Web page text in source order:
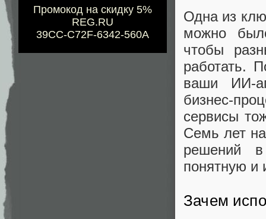
Промокод на скидку 5%
REG.RU
39CC-C72F-6342-560A
Одна из
можно
чтобы
работать.
ваши ИИ-
бизнес-
сервисы
Семь лет
решений в
понятную и
Зачем